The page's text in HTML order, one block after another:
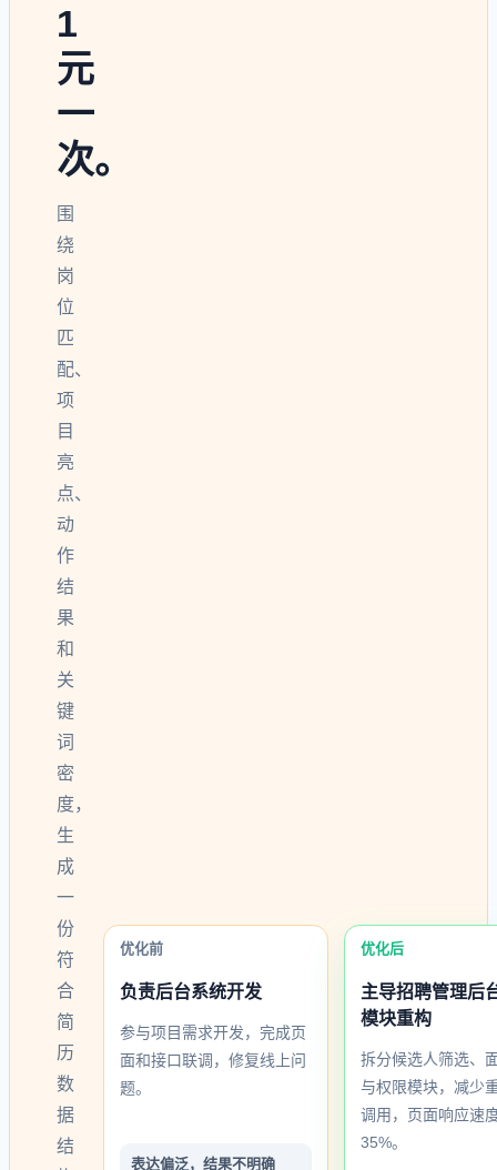
1
元
一
次。
围
绕
岗
位
匹
配、
项
目
亮
点、
动
作
结
果
和
关
键
词
密
度，
生
成
一
份
符
合
简
历
数
据
结
优化前
负责后台系统开发
参与项目需求开发，完成页
面和接口联调，修复线上问
题。
表达偏泛，结果不明确
优化后
主导招聘管理后
模块重构
拆分候选人筛选、
与权限模块，减少
调用，页面响应速
35%。